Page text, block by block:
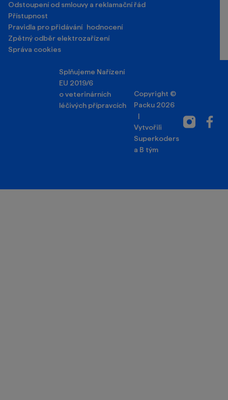
Odstoupení od smlouvy a reklamační řád
Přístupnost
Pravidla pro přidávání hodnocení
Zpětný odběr elektrozařízení
Správa cookies
Splňujeme Nařízení
EU 2019/6
o veterinárních
léčivých přípravcích
Copyright ©
Packu 2026
|
Vytvořili
Superkoders
a B tým
Instagram